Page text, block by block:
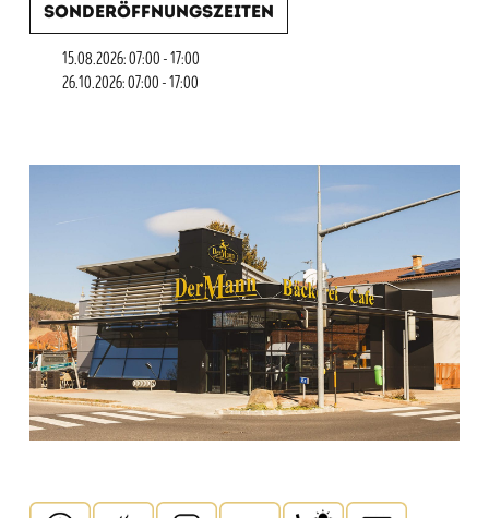
Sonderöffnungszeiten
15.08.2026: 07:00 - 17:00
26.10.2026: 07:00 - 17:00